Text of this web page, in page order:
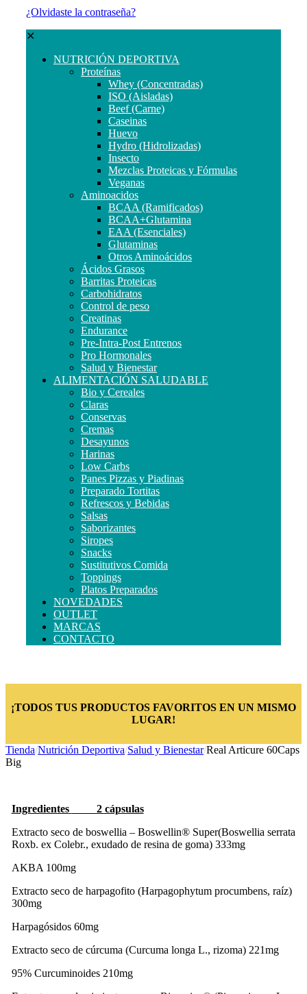
¿Olvidaste la contraseña?
✕
NUTRICIÓN DEPORTIVA
Proteínas
Whey (Concentradas)
ISO (Aisladas)
Beef (Carne)
Caseinas
Huevo
Hydro (Hidrolizadas)
Insecto
Mezclas Proteicas y Fórmulas
Veganas
Aminoacidos
BCAA (Ramificados)
BCAA+Glutamina
EAA (Esenciales)
Glutaminas
Otros Aminoácidos
Ácidos Grasos
Barritas Proteicas
Carbohidratos
Control de peso
Creatinas
Endurance
Pre-Intra-Post Entrenos
Pro Hormonales
Salud y Bienestar
ALIMENTACIÓN SALUDABLE
Bio y Cereales
Claras
Conservas
Cremas
Desayunos
Harinas
Low Carbs
Panes Pizzas y Piadinas
Preparado Tortitas
Refrescos y Bebidas
Salsas
Saborizantes
Siropes
Snacks
Sustitutivos Comida
Toppings
Platos Preparados
NOVEDADES
OUTLET
MARCAS
CONTACTO
¡TODOS TUS PRODUCTOS FAVORITOS EN UN MISMO
LUGAR!
Tienda/Nutrición Deportiva/Salud y Bienestar/Real Articure 60Caps
Big
Ingredientes
2 cápsulas
Extracto seco de boswellia – Boswellin® Super(Boswellia serrata
Roxb. ex Colebr., exudado de resina de goma) 333mg
AKBA 100mg
Extracto seco de harpagofito (Harpagophytum procumbens, raíz)
300mg
Harpagósidos 60mg
Extracto seco de cúrcuma (Curcuma longa L., rizoma) 221mg
95% Curcuminoides 210mg